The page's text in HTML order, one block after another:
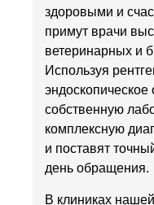
здоровыми и
примут врачи
ветеринарных и
Используя
эндоскопическое
собственную
комплексную
и поставят
день обращения.
В клиниках